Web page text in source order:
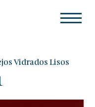
Vidrados Lisos